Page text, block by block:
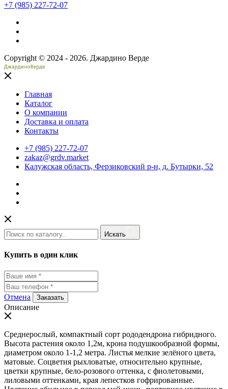
+7 (985) 227-72-07
Copyright © 2024 - 2026. Джардино Верде
Главная
Каталог
О компании
Доставка и оплата
Контакты
+7 (985) 227-72-07
zakaz@grdv.market
Калужская область, Ферзиковский р-н, д. Бутырки, 52
Искать
Купить в один клик
Отмена Заказать
Описание
Среднерослый, компактный сорт рододендрона гибридного.
Высота растения около 1,2м, крона подушкообразной формы,
диаметром около 1-1,2 метра. Листья мелкие зелёного цвета,
матовые. Соцветия рыхловатые, относительно крупные,
цветки крупные, бело-розового оттенка, с фиолетовыми,
лиловыми оттенками, края лепестков гофрированные.